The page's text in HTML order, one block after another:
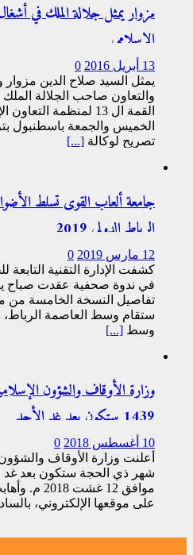
الإسلامي
13 أبريل 2016
0
يمثل السيد صلاح الدين مزوار
والتعاون صاحب الجلالة
القمة ال 13 لمنظمة
الخميس والجمعة باسطنبول
تصريح لوكالة [...]
جامعة ألعاب القوى تسلط
الرباط الدولي 2019
12 مارس 2019
0
كشفت الإدارة التقنية التابعة
في ندوة صحفية عقدت صباح
تفاصيل النسخة الخامسة من
ستقام وسط العاصمة
وسط [...]
وزارة الأوقاف والشؤون
1439 ستكون بعد غد الأحد
10 أغسطس 2018
0
أعلنت وزارة الأوقاف
موافق 12
على موقعها الإلكتروني،